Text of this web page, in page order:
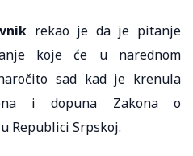
rekao je da je pitanje
koje će u narednom
sad kad je krenula
i dopuna Zakona o
Republici Srpskoj.